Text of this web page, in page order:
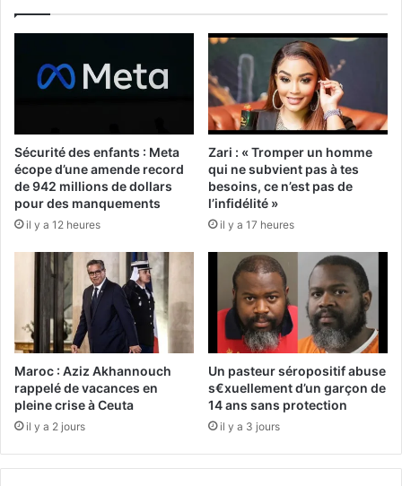
Sécurité des enfants : Meta
écope d’une amende record
de 942 millions de dollars
pour des manquements
il y a 12 heures
Zari : « Tromper un homme
qui ne subvient pas à tes
besoins, ce n’est pas de
l’infidélité »
il y a 17 heures
Maroc : Aziz Akhannouch
rappelé de vacances en
pleine crise à Ceuta
il y a 2 jours
Un pasteur séropositif abuse
s€xuellement d’un garçon de
14 ans sans protection
il y a 3 jours